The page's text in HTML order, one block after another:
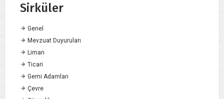
Sirküler
Genel
Mevzuat Duyuruları
Liman
Ticari
Gemi Adamları
Çevre